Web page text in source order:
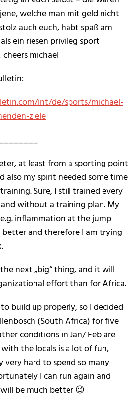
welche man mit geld nicht
auch euch, habt spaß am
ein riesen privileg sport
michael
int/de/sports/michael-
ziele
at least from a sporting point
also my spirit needed some time
Sure, I still trained every
without a training plan. My
inflammation at the jump
and therefore I am trying
next „big“ thing, and it will
effort than for Africa.
build up properly, so I decided
(South Africa) for five
conditions in Jan/ Feb are
the locals is a lot of fun,
very hard to spend so many
I can run again and
be much better 😉